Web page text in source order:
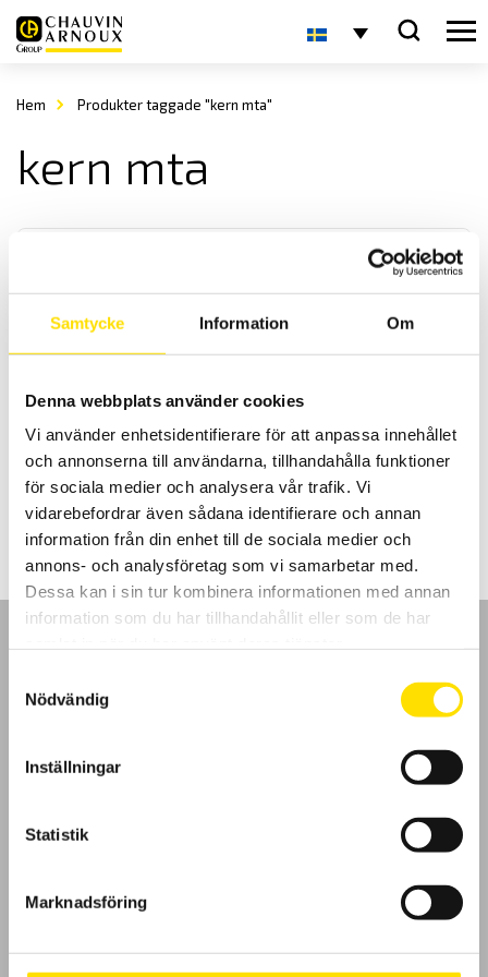
Samtycke Information Om
Denna webbplats använder cookies
Vi använder enhetsidentifierare för att anpassa innehållet
och annonserna till användarna, tillhandahålla funktioner
för sociala medier och analysera vår trafik. Vi
vidarebefordrar även sådana identifierare och annan
information från din enhet till de sociala medier och
annons- och analysföretag som vi samarbetar med.
Dessa kan i sin tur kombinera informationen med annan
information som du har tillhandahållit eller som de har
Nödvändig
Inställningar
Statistik
Marknadsföring
Hem Produkter taggade "kern mta"
kern mta
KERN MTA Patientvåg
KERN MTA är en praktisk patientvåg med maxkapacitet upp till 400
kg.
30,200.00 kr LÄS MER